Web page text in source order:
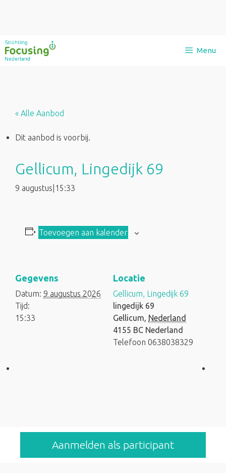
Ga
naar
Menu
« Alle Aanbod
Dit aanbod is voorbij.
Gellicum, Lingedijk 69
9 augustus|15:33
Toevoegen aan kalender
Gegevens
Datum: 9 augustus 2026
Tijd:
15:33
Locatie
Gellicum, Lingedijk 69
lingedijk 69
Gellicum, Nederland
4155 BC Nederland
Telefoon 0638038329
Aanmelden als participant